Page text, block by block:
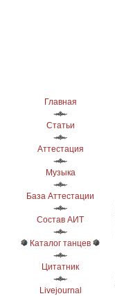
Главная
Статьи
Аттестация
Музыка
База Аттестации
Состав АИТ
Каталог танцев
Цитатник
Livejournal